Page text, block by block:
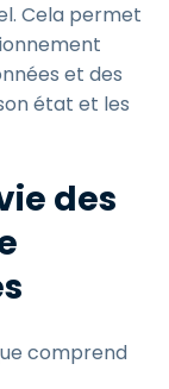
Cela permet
et des
état et les
des
comprend